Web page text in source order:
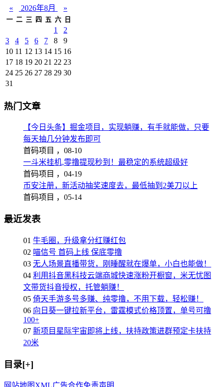
« 2026年8月 »
一 二 三 四 五 六 日
1
2
3
4 5 6 7 8
9
10 11 12 13 14 15 16
17 18 19 20 21 22 23
24 25 26 27 28 29 30
31
热门文章
【今日头条】掘金项目，实现躺赚，有手就能做，只要
每天抽几分钟发布即可
首码项目 ， 08-10
一斗米挂机,零撸提现秒到！最稳定的系统超级好
首码项目 ， 04-19
币安注册，新活动抽奖速度去，最低抽到2美刀以上
首码项目 ， 05-14
最近发表
01 牛毛圈，升级拿分红赚红包
02 喵信号 首码上线 保底零撸
03 无人场景直播带货，刚睡醒就在爆单，小白也能做！
04 利用抖音黑科技云端商城快速涨粉开橱窗，米无忧图
文带货抖音授权，托管躺赚！
05 倚天手游多号多赚、纯零撸，不用下载，轻松赚！
06 向日葵一键拉新平台，雷霆模式价格顶置，单号可撸
100+
07 新项目星际宇宙即将上线，扶持政策进群预定卡扶持
20米
目录[+]